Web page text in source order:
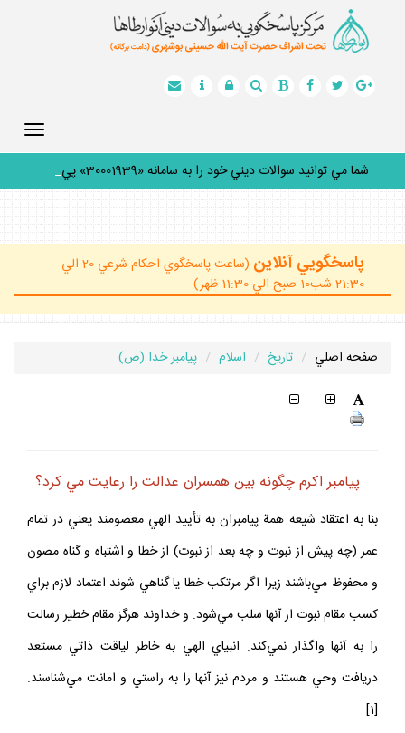
شما مي توانيد سوالات ديني خود را به سامانه «30001939» پيامك
پاسخگويي آنلاين
(ساعت پاسخگوي احكام شرعي 20 الي
21:30 شب10 صبح الي 11:30 ظهر)
صفحه اصلي تاريخ اسلام پيامبر خدا (ص)
پيامبر اكرم چگونه بين همسران عدالت را رعايت مي كرد؟
بنا به اعتقاد شيعه همة‌ پيامبران به تأييد الهي معصومند يعني در تمام
عمر (چه پيش از نبوت و چه بعد از نبوت) از خطا و اشتباه و گناه مصون
و محفوظ مي‌باشند زيرا اگر مرتكب خطا يا گناهي شوند اعتماد لازم براي
كسب مقام نبوت از آنها سلب مي‌شود. و خداوند هرگز مقام خطير رسالت
را به آنها واگذار نمي‌كند. انبياي الهي به خاطر لياقت ذاتي مستعد
دريافت وحي هستند و مردم نيز آنها را به راستي و امانت مي‌شناسند.
[1]